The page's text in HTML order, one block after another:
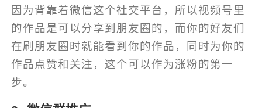
因为背靠着微信这个社交平台，所以视频号里
的作品是可以分享到朋友圈的，而你的好友们
在刷朋友圈时就能看到你的作品，同时为你的
作品点赞和关注，这个可以作为涨粉的第一
步。